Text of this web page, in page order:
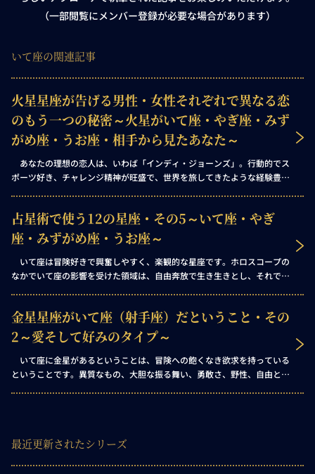
（一部閲覧にメンバー登録が必要な場合があります）
いて座の関連記事
火星星座が告げる男性・女性それぞれで異なる恋
のもう一つの秘密～火星がいて座・やぎ座・みず
がめ座・うお座・相手から見たあなた～
あなたの理想の恋人は、いわば「インディ・ジョーンズ」。行動的でス
ポーツ好き、チャレンジ精神が旺盛で、世界を旅してきたような経験豊富
占星術で使う12の星座・その5～いて座・やぎ
座・みずがめ座・うお座～
いて座は冒険好きで興奮しやすく、楽観的な星座です。ホロスコープの
なかでいて座の影響を受けた領域は、自由奔放で生き生きとし、それでい
ていて座的なエネルギーに満ちた場所は、以下のような傾向を示すでしょ
う。
金星星座がいて座（射手座）だということ・その
2～愛そして好みのタイプ～
いて座に金星があるということは、冒険への飽くなき欲求を持っている
ということです。異質なもの、大胆な振る舞い、勇敢さ、野性、自由とス
どちらのグループのメンバーにもちょっとした共通点があるのに気づかず
最近更新されたシリーズ